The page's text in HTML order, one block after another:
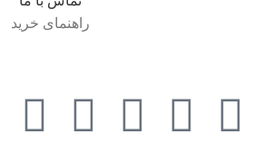
راهنمای خرید